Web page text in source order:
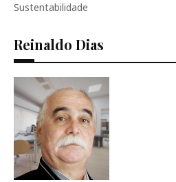
Sustentabilidade
Reinaldo Dias